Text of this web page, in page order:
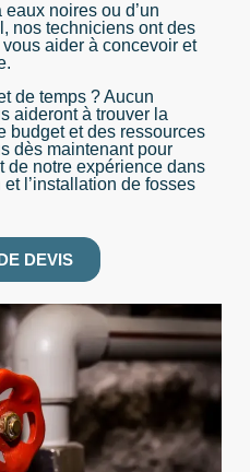
eaux noires ou d’un
nos techniciens ont des
aider à concevoir et
de temps ? Aucun
aideront à trouver la
budget et des ressources
dès maintenant pour
de notre expérience dans
l’installation de fosses
DEVIS